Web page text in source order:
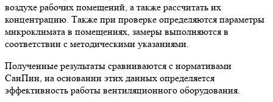
воздухе рабочих помещений, а также рассчитать их
концентрацию. Также при проверке определяются параметры
микроклимата в помещениях, замеры выполняются в
соответствии с методическими указаниями.
Полученные результаты сравниваются с нормативами
СанПин, на основании этих данных определяется
эффективность работы вентиляционного оборудования.